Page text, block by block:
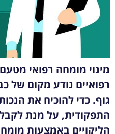
מינוי מומחה רפואי
רפואיים נודע מקום של
גוף. כדי להוכיח את
התפקודית, על מנת לקבל
הליקויים באמצעות